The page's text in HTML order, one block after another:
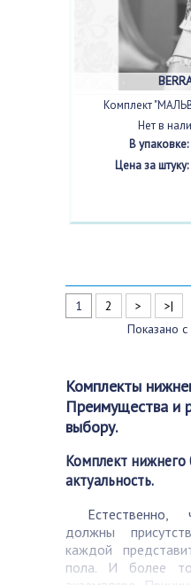
Комплект
Нет в
В упаковке:
Цена за штуку:
1 2 >
>|
Показано
Комплекты
Преимущества и
выбору.
Комплект нижнего
актуальность.
должны
каждой
пола. И более